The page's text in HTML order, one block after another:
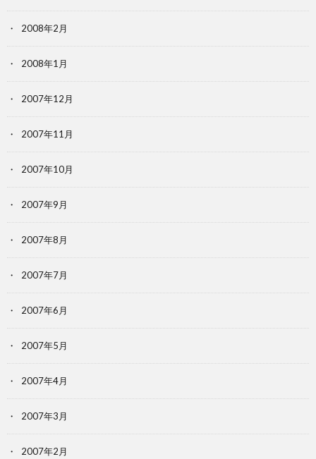
2008年2月
2008年1月
2007年12月
2007年11月
2007年10月
2007年9月
2007年8月
2007年7月
2007年6月
2007年5月
2007年4月
2007年3月
2007年2月